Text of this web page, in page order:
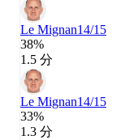
Le Mignan14/15
38%
1.5 分
Le Mignan14/15
33%
1.3 分